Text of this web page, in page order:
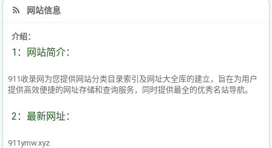
网站信息
介绍：
1：网站简介：
911收录网为您提供网站分类目录索引及网址大全库的建立，旨在为用户
提供高效便捷的网址存储和查询服务，同时提供最全的优秀名站导航。
2：最新网址：
911ymw.xyz